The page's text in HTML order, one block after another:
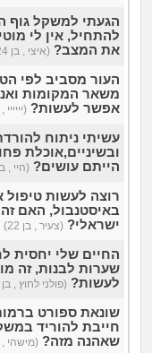
הגעתי למשקל גוף
להתחיל, אין לי
את המצב? (איצי , בן 24)
העור מסביב לפי
משאר המקומות
אפשר לעשות? (יייייי ,
עשיתי ניתוח
הייתם עושים? (היי , בת
רוצה לעשות טיפול
באיסטנבול, האם
ישראלי? (צעיר , בן 22)
החיים שלי יחסית
שערות לבנות, זה
לעשות? (פולני לחוץ , בן 26)
שונאת ספורט
חייבת להוריד
שאהנה מזה? (מישהי ,